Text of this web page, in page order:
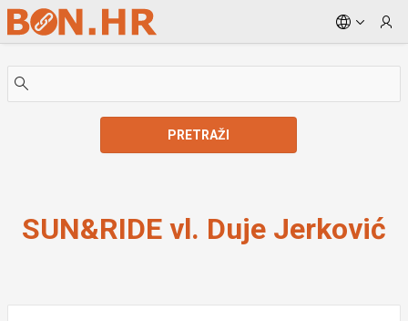
Skip to Main Content
PRETRAŽI
SUN&RIDE vl. Duje Jerković